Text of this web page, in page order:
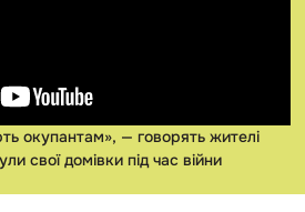
окупантам», — говорять жителі
свої домівки під час війни